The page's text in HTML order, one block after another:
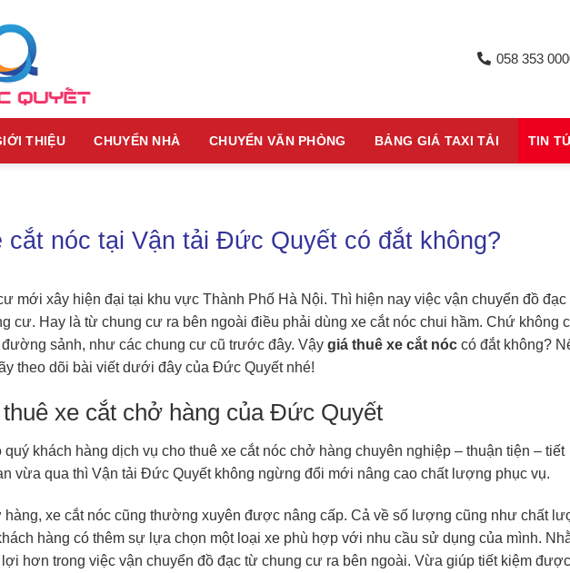
058 353
THIỆU CHUYỂN NHÀ CHUYỂN VĂN PHÒNG BẢNG GIÁ TAXI TẢI TIN
cắt nóc tại Vận tải Đức Quyết có đắt không?
mới xây hiện đại tại khu vực Thành Phố Hà Nội. Thì hiện nay việc vận chuyển đồ đạc
cư. Hay là từ chung cư ra bên ngoài điều phải dùng xe cắt nóc chui hầm. Chứ không
sảnh, như các chung cư cũ trước đây. Vậy giá thuê xe cắt nóc có đắt không?
theo dõi bài viết dưới đây của Đức Quyết nhé!
xe cắt chở hàng của Đức Quyết
quý khách hàng dịch vụ cho thuê xe cắt nóc chở hàng chuyên nghiệp – thuận tiện – tiết
vừa qua thì Vận tải Đức Quyết không ngừng đổi mới nâng cao chất lượng phục vụ.
hàng, xe cắt nóc cũng thường xuyên được nâng cấp. Cả về số lượng cũng như chất
hàng có thêm sự lựa chọn một loại xe phù hợp với nhu cầu sử dụng của mình.
hơn trong việc vận chuyển đồ đạc từ chung cư ra bên ngoài. Vừa giúp tiết kiệm được